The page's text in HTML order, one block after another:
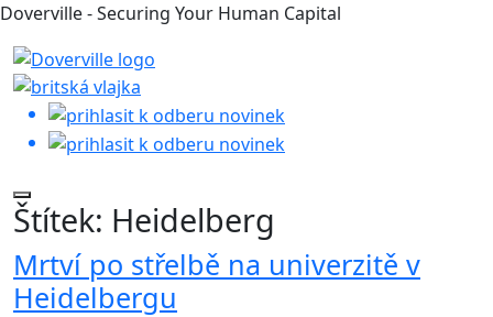
Doverville - Securing Your Human Capital
Štítek: Heidelberg
Mrtví po střelbě na univerzitě v
Heidelbergu